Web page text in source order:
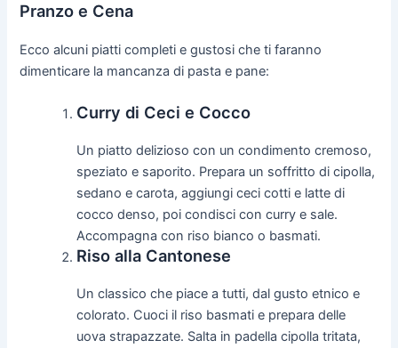
Pranzo e Cena
Ecco alcuni piatti completi e gustosi che ti faranno
dimenticare la mancanza di pasta e pane:
Curry di Ceci e Cocco
Un piatto delizioso con un condimento cremoso,
speziato e saporito. Prepara un soffritto di cipolla,
sedano e carota, aggiungi ceci cotti e latte di
cocco denso, poi condisci con curry e sale.
Accompagna con riso bianco o basmati.
Riso alla Cantonese
Un classico che piace a tutti, dal gusto etnico e
colorato. Cuoci il riso basmati e prepara delle
uova strapazzate. Salta in padella cipolla tritata,